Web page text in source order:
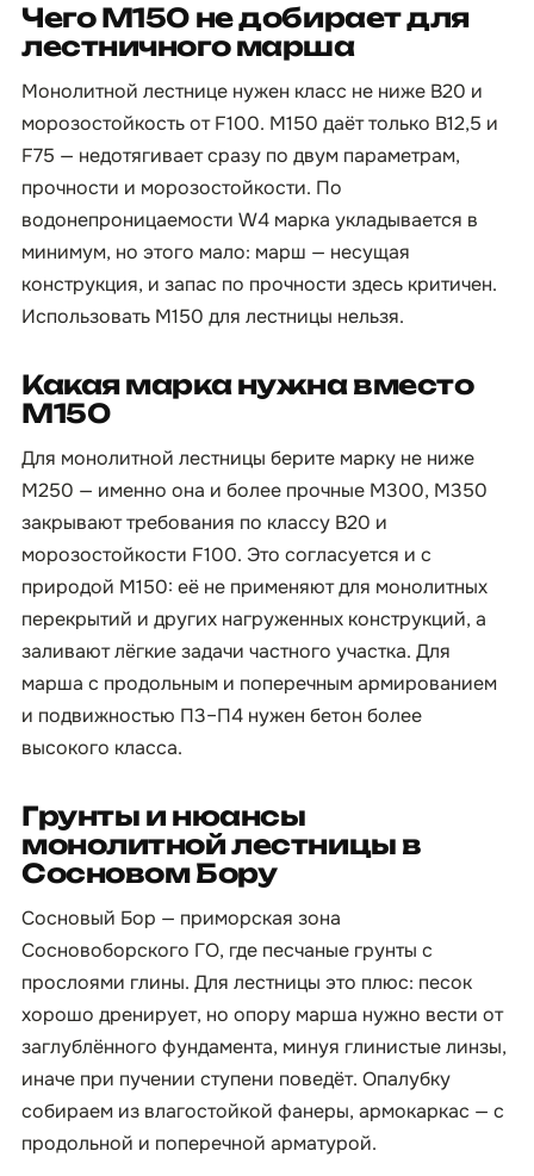
Чего М150 не добирает для
лестничного марша
Монолитной лестнице нужен класс не ниже B20 и
морозостойкость от F100. М150 даёт только B12,5 и
F75 — недотягивает сразу по двум параметрам,
прочности и морозостойкости. По
водонепроницаемости W4 марка укладывается в
минимум, но этого мало: марш — несущая
конструкция, и запас по прочности здесь критичен.
Использовать М150 для лестницы нельзя.
Какая марка нужна вместо
М150
Для монолитной лестницы берите марку не ниже
М250 — именно она и более прочные М300, М350
закрывают требования по классу B20 и
морозостойкости F100. Это согласуется и с
природой М150: её не применяют для монолитных
перекрытий и других нагруженных конструкций, а
заливают лёгкие задачи частного участка. Для
марша с продольным и поперечным армированием
и подвижностью П3–П4 нужен бетон более
высокого класса.
Грунты и нюансы
монолитной лестницы в
Сосновом Бору
Сосновый Бор — приморская зона
Сосновоборского ГО, где песчаные грунты с
прослоями глины. Для лестницы это плюс: песок
хорошо дренирует, но опору марша нужно вести от
заглублённого фундамента, минуя глинистые линзы,
иначе при пучении ступени поведёт. Опалубку
собираем из влагостойкой фанеры, армокаркас — с
продольной и поперечной арматурой.